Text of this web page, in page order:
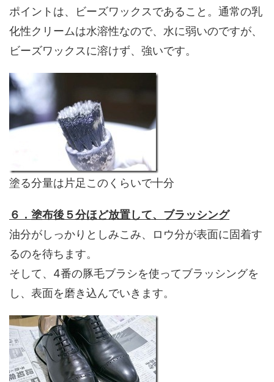
ポイントは、ビーズワックスであること。通常の乳
化性クリームは水溶性なので、水に弱いのですが、
ビーズワックスに溶けず、強いです。
塗る分量は片足このくらいで十分
６．塗布後５分ほど放置して、ブラッシング
油分がしっかりとしみこみ、ロウ分が表面に固着す
るのを待ちます。
そして、4番の豚毛ブラシを使ってブラッシングを
し、表面を磨き込んでいきます。